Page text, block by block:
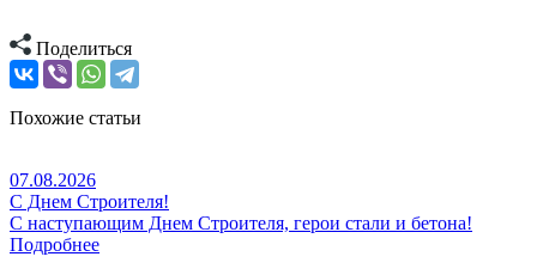
Поделиться
Похожие статьи
07.08.2026
С Днем Строителя!
С наступающим Днем Строителя, герои стали и бетона!
Подробнее